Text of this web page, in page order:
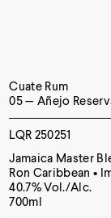
Cuate Rum
05 — Añejo
LQR 250251
Jamaica Master
Ron Caribbean •
40.7% Vol./Alc.
700ml